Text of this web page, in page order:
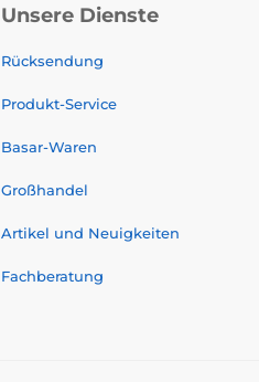
Unsere Dienste
Rücksendung
Produkt-Service
Basar-Waren
Großhandel
Artikel und Neuigkeiten
Fachberatung